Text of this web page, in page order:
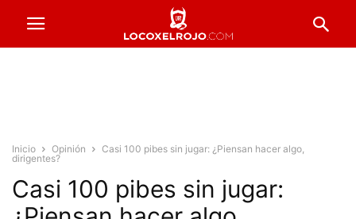
Inicio Opinión
Casi 100 pibes sin jugar: ¿Piensan hacer algo,
dirigentes?
Casi 100 pibes sin jugar: